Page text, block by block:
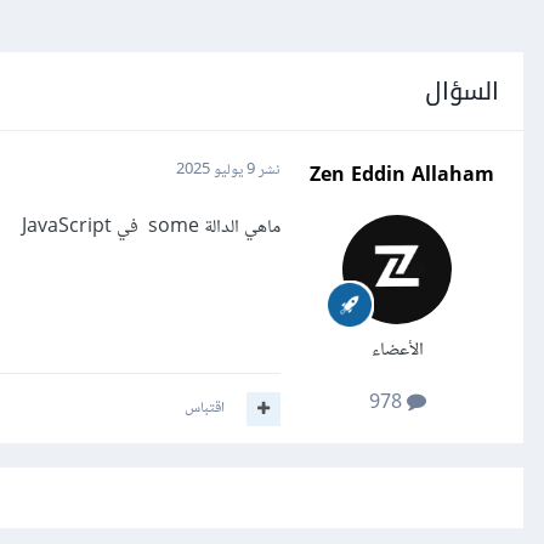
السؤال
Zen Eddin Allaham
الأعضاء
978
نشر9 يوليو 2025
ماهي الدالة some في JavaScript
اقتباس